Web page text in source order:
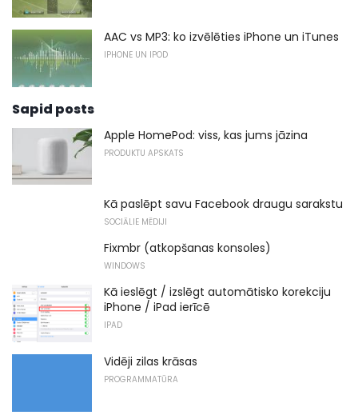
AAC vs MP3: ko izvēlēties iPhone un iTunes
IPHONE UN IPOD
Sapid posts
Apple HomePod: viss, kas jums jāzina
PRODUKTU APSKATS
Kā paslēpt savu Facebook draugu sarakstu
SOCIĀLIE MĒDIJI
Fixmbr (atkopšanas konsoles)
WINDOWS
Kā ieslēgt / izslēgt automātisko korekciju
iPhone / iPad ierīcē
IPAD
Vidēji zilas krāsas
PROGRAMMATŪRA